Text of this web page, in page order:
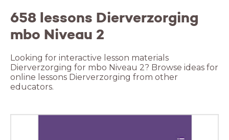
658 lessons Dierverzorging
mbo Niveau 2
Looking for interactive lesson materials
Dierverzorging for mbo Niveau 2? Browse ideas for
online lessons Dierverzorging from other
educators.